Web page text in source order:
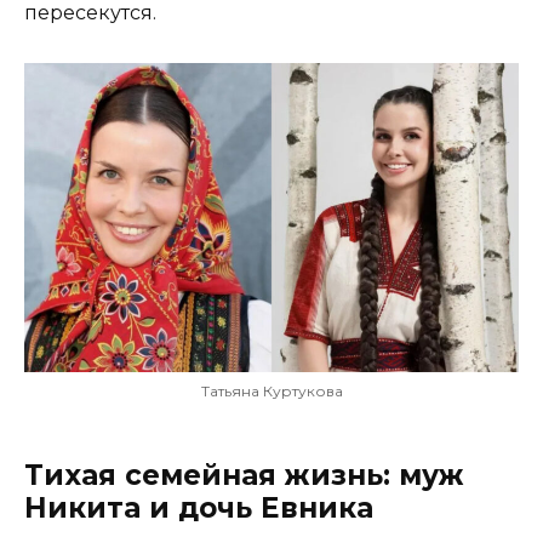
пересекутся.
Татьяна Куртукова
Тихая семейная жизнь: муж
Никита и дочь Евника